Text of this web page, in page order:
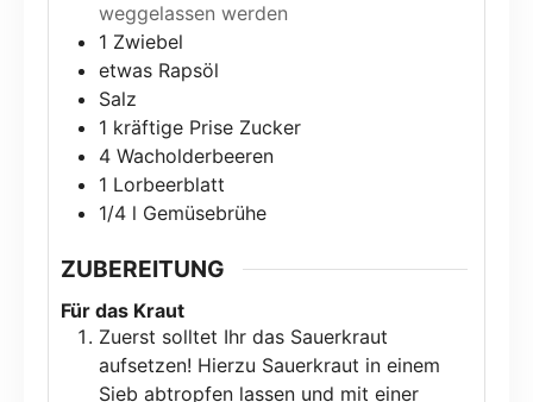
weggelassen werden
1 Zwiebel
etwas Rapsöl
Salz
1 kräftige Prise Zucker
4 Wacholderbeeren
1 Lorbeerblatt
1/4 l Gemüsebrühe
ZUBEREITUNG
Für das Kraut
Zuerst solltet Ihr das Sauerkraut
aufsetzen! Hierzu Sauerkraut in einem
Sieb abtropfen lassen und mit einer